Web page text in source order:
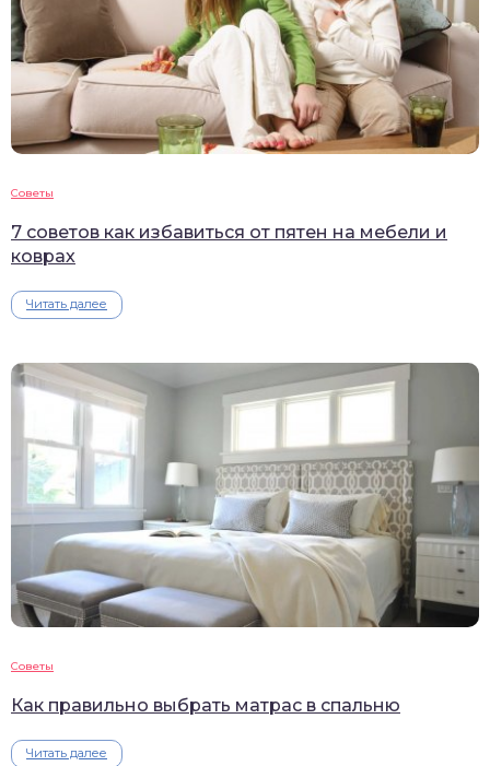
Советы
7 советов как избавиться от пятен на мебели и
коврах
Читать далее
Советы
Как правильно выбрать матрас в спальню
Читать далее